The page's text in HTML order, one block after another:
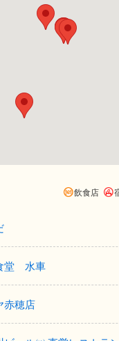
飲食店
堂 水車
赤穂店